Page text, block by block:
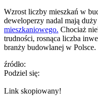
Wzrost liczby mieszkań w
deweloperzy nadal mają
mieszkaniowego. Chociaż
trudności, rosnąca liczba
branży budowlanej w Polsce.
źródło:
Podziel się:
Link skopiowany!